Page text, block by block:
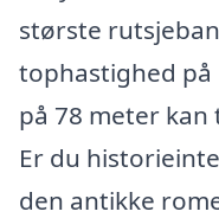
største
tophastighed på
på 78 meter
Er du
den antikke